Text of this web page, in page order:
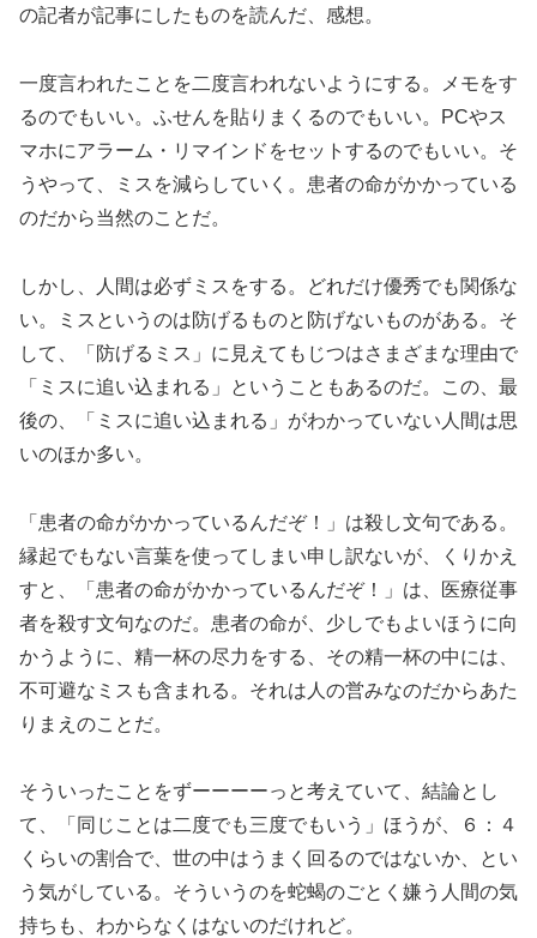
の記者が記事にしたものを読んだ、感想。
一度言われたことを二度言われないようにする。メモをす
るのでもいい。ふせんを貼りまくるのでもいい。PCやス
マホにアラーム・リマインドをセットするのでもいい。そ
うやって、ミスを減らしていく。患者の命がかかっている
のだから当然のことだ。
しかし、人間は必ずミスをする。どれだけ優秀でも関係な
い。ミスというのは防げるものと防げないものがある。そ
して、「防げるミス」に見えてもじつはさまざまな理由で
「ミスに追い込まれる」ということもあるのだ。この、最
後の、「ミスに追い込まれる」がわかっていない人間は思
いのほか多い。
「患者の命がかかっているんだぞ！」は殺し文句である。
縁起でもない言葉を使ってしまい申し訳ないが、くりかえ
すと、「患者の命がかかっているんだぞ！」は、医療従事
者を殺す文句なのだ。患者の命が、少しでもよいほうに向
かうように、精一杯の尽力をする、その精一杯の中には、
不可避なミスも含まれる。それは人の営みなのだからあた
りまえのことだ。
そういったことをずーーーーっと考えていて、結論とし
て、「同じことは二度でも三度でもいう」ほうが、６：４
くらいの割合で、世の中はうまく回るのではないか、とい
う気がしている。そういうのを蛇蝎のごとく嫌う人間の気
持ちも、わからなくはないのだけれど。